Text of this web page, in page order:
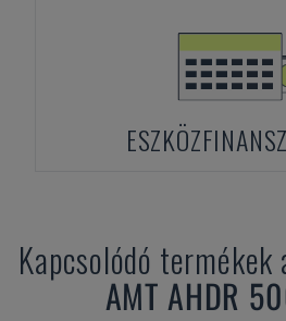
Kapcsolódó termékek
AMT AHDR